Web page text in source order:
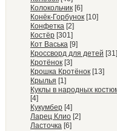
Колокольчик [6]
Конёк-Горбунок [10]
Конфетка [2]
Костёр [301]
Кот Васька [9]
Кроссворд для детей [31]
Кротёнок [3]
Крошка Кротёнок [13]
Крылья [1]
Куклы в народных
[4]
Кукумбер [4]
Ларец Клио [2]
Ласточка [6]